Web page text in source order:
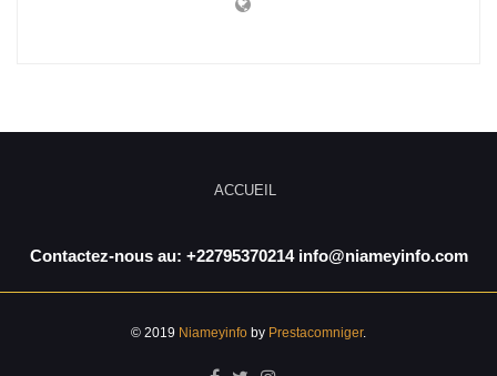
ACCUEIL
Contactez-nous au: +22795370214 info@niameyinfo.com
© 2019 Niameyinfo by Prestacomniger.